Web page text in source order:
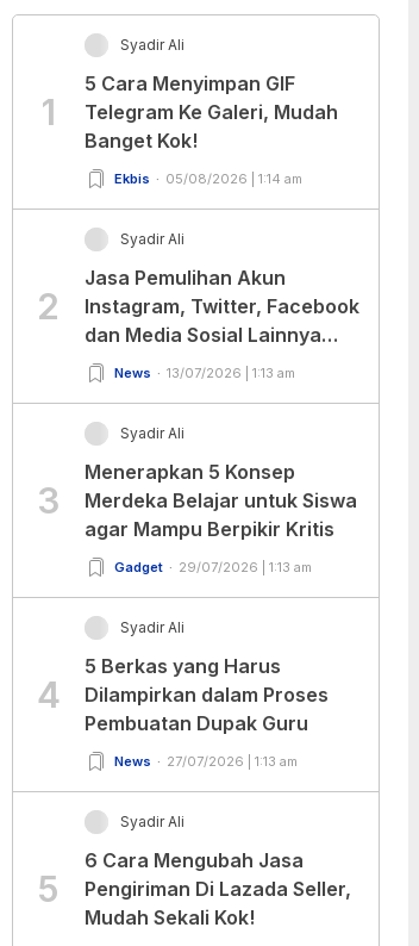
1
Syadir Ali
5 Cara Menyimpan GIF
Telegram Ke Galeri, Mudah
Banget Kok!
Ekbis 05/08/2026 | 1:14 am
2
Syadir Ali
Jasa Pemulihan Akun
Instagram, Twitter, Facebook
dan Media Sosial Lainnya
(Update Terbaru 2022)
News 13/07/2026 | 1:13 am
3
Syadir Ali
Menerapkan 5 Konsep
Merdeka Belajar untuk Siswa
agar Mampu Berpikir Kritis
Gadget 29/07/2026 | 1:13 am
4
Syadir Ali
5 Berkas yang Harus
Dilampirkan dalam Proses
Pembuatan Dupak Guru
News 27/07/2026 | 1:13 am
5
Syadir Ali
6 Cara Mengubah Jasa
Pengiriman Di Lazada Seller,
Mudah Sekali Kok!